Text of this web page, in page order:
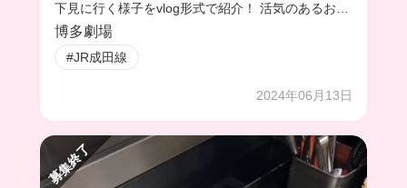
下見に行く様子をvlog形式で紹介！ 活気のあるお店
でアルバイトしてみたい人、応募してね。
博多劇場
#JR成田線
2024年06月13日
募集終了